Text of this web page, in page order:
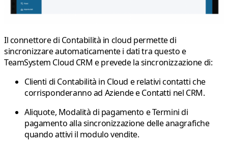
Il connettore di Contabilità in cloud permette di
sincronizzare automaticamente i dati tra questo e
TeamSystem Cloud CRM e prevede la sincronizzazione di:
Clienti di Contabilità in Cloud e relativi contatti che
corrisponderanno ad Aziende e Contatti nel CRM.
Aliquote, Modalità di pagamento e Termini di
pagamento alla sincronizzazione delle anagrafiche
quando attivi il modulo vendite.